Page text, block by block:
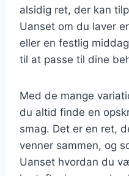
alsidig ret, der kan
Uanset om du laver
eller en festlig
til at passe til dine
Med de mange
du altid finde en
smag. Det er en ret,
venner sammen, og
Uanset hvordan du